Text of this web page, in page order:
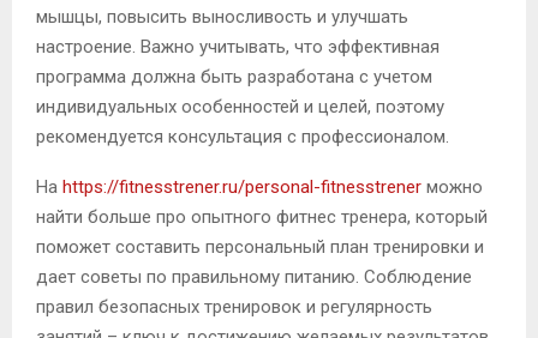
мышцы, повысить выносливость и улучшать
настроение. Важно учитывать, что эффективная
программа должна быть разработана с учетом
индивидуальных особенностей и целей, поэтому
рекомендуется консультация с профессионалом.
На https://fitnesstrener.ru/personal-fitnesstrener можно
найти больше про опытного фитнес тренера, который
поможет составить персональный план тренировки и
дает советы по правильному питанию. Соблюдение
правил безопасных тренировок и регулярность